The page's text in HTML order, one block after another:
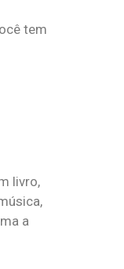
tem
livro,
a